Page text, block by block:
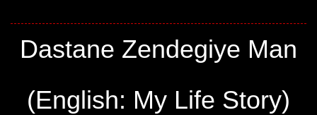
Dastane Zendegiye Man
(English: My Life Story)